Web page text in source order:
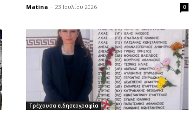
Matina - 23 Ιουλίου 2026 0
Τρέχουσα ειδησεογραφία